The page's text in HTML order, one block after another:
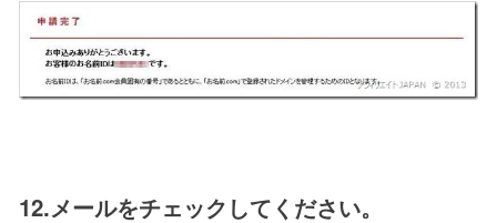
12.メールをチェックしてください。